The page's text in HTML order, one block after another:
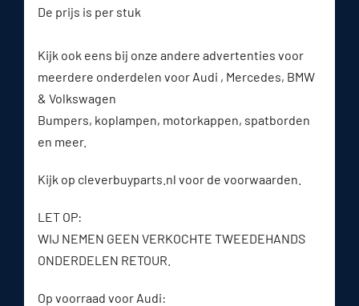
De prijs is per stuk
Kijk ook eens bij onze andere advertenties voor
meerdere onderdelen voor Audi , Mercedes, BMW
& Volkswagen
Bumpers, koplampen, motorkappen, spatborden
en meer.
Kijk op cleverbuyparts.nl voor de voorwaarden.
LET OP:
WIJ NEMEN GEEN VERKOCHTE TWEEDEHANDS
ONDERDELEN RETOUR.
Op voorraad voor Audi: